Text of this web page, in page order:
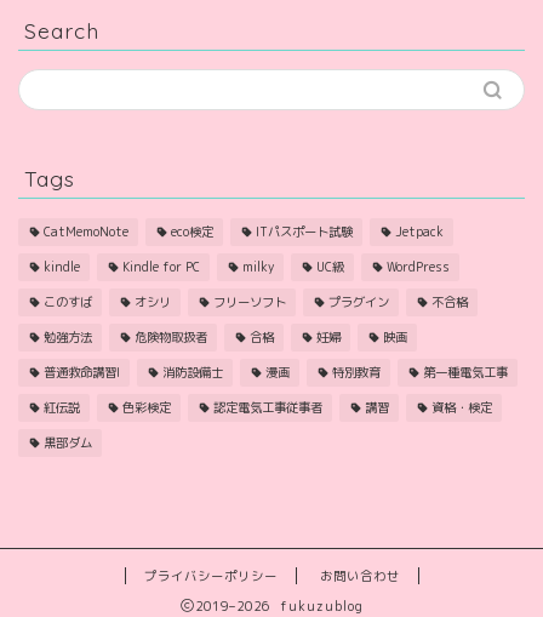
Search
Tags
CatMemoNote eco検定 ITパスポート試験 Jetpack
kindle Kindle for PC milky UC級 WordPress
このすば オシリ フリーソフト プラグイン 不合格
勉強方法 危険物取扱者 合格 妊婦 映画
普通救命講習I 消防設備士 漫画 特別教育 第一種電気工事
紅伝説 色彩検定 認定電気工事従事者 講習 資格・検定
黒部ダム
プライバシーポリシー
お問い合わせ
2019–2026 fukuzublog